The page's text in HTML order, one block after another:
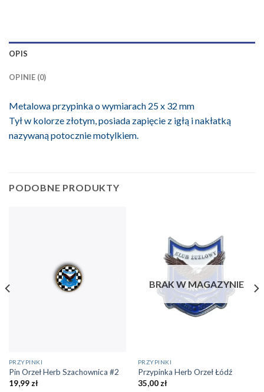
OPIS
OPINIE (0)
Metalowa przypinka o wymiarach 25 x 32 mm
Tył w kolorze złotym, posiada zapięcie z igłą i nakłatką
nazywaną potocznie motylkiem.
PODOBNE PRODUKTY
PRZYPINKI
Pin Orzeł Herb Szachownica #2
19,99 zł
BRAK W MAGAZYNIE
PRZYPINKI
Przypinka Herb Orzeł Łódź
35,00 zł